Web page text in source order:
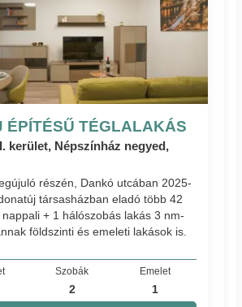
ÉPÍTÉSŰ TÉGLALAKÁS
kerület, Népszínház negyed,
részén, Dankó utcában 2025-
társasházban eladó több 42
+ 1 hálószobás lakás 3 nm-
földszinti és emeleti lakások is.
Szobák
2
Emelet
1